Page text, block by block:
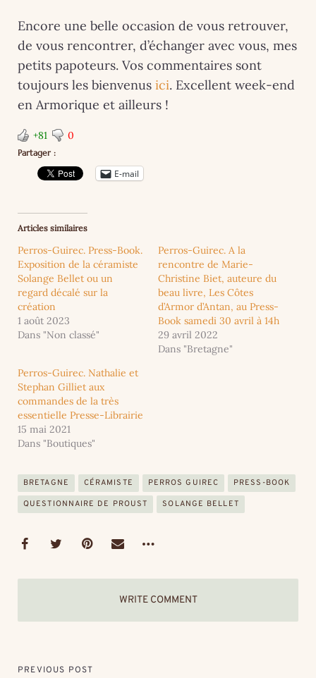
Encore une belle occasion de vous retrouver,
de vous rencontrer, d’échanger avec vous, mes
petits papoteurs. Vos commentaires sont
toujours les bienvenus ici. Excellent week-end
en Armorique et ailleurs !
+81 0
Partager :
E-mail
Articles similaires
Perros-Guirec. Press-Book.
Exposition de la céramiste
Solange Bellet ou un
regard décalé sur la
création
1 août 2023
Dans "Non classé"
Perros-Guirec. A la
rencontre de Marie-
Christine Biet, auteure du
beau livre, Les Côtes
d’Armor d’Antan, au Press-
Book samedi 30 avril à 14h
29 avril 2022
Dans "Bretagne"
Perros-Guirec. Nathalie et
Stephan Gilliet aux
commandes de la très
essentielle Presse-Librairie
15 mai 2021
Dans "Boutiques"
BRETAGNE CÉRAMISTE PERROS GUIREC PRESS-BOOK
QUESTIONNAIRE DE PROUST SOLANGE BELLET
WRITE COMMENT
PREVIOUS POST